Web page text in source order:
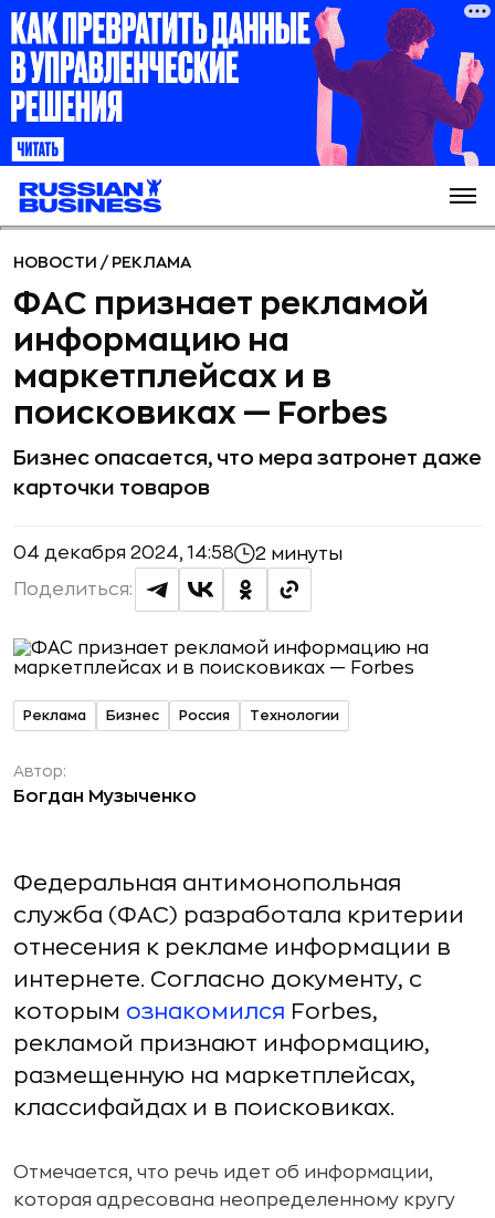
НОВОСТИ / РЕКЛАМА
ФАС признает рекламой
информацию на
маркетплейсах и в
поисковиках — Forbes
Бизнес опасается, что мера затронет даже
карточки товаров
04 декабря 2024, 14:58 2 минуты
Поделиться:
Реклама Бизнес Россия Технологии
Автор:
Богдан Музыченко
Федеральная антимонопольная
служба (ФАС) разработала критерии
отнесения к рекламе информации в
интернете. Согласно документу, с
которым ознакомился Forbes,
рекламой признают информацию,
размещенную на маркетплейсах,
классифайдах и в поисковиках.
Отмечается, что речь идет об информации,
которая адресована неопределенному кругу